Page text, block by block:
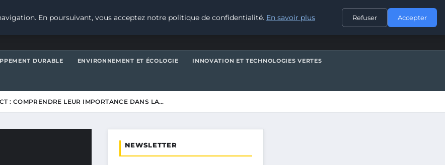
CONTACT
DURABLE ENVIRONNEMENT ET ÉCOLOGIE INNOVATION ET TECHNOLOGIES VERTES
: COMPRENDRE LEUR IMPORTANCE DANS LA…
NEWSLETTER
En poursuivant, vous acceptez notre politique de confidentialité. En savoir plus Refuser Accepter